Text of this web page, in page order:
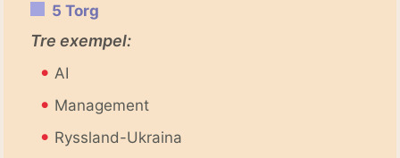
5 Torg
Tre exempel:
• AI
• Management
• Ryssland-Ukraina